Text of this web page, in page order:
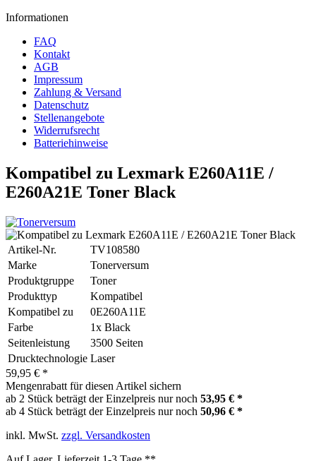
Informationen
FAQ
Kontakt
AGB
Impressum
Zahlung & Versand
Datenschutz
Stellenangebote
Widerrufsrecht
Batteriehinweise
Kompatibel zu Lexmark E260A11E /
E260A21E Toner Black
Artikel-Nr.
TV108580
Marke
Tonerversum
Produktgruppe
Toner
Produkttyp
Kompatibel
Kompatibel zu
0E260A11E
Farbe
1x Black
Seitenleistung
3500 Seiten
Drucktechnologie Laser
59,95 € *
Mengenrabatt für diesen Artikel sichern
ab 2 Stück beträgt der Einzelpreis nur noch 53,95 € *
ab 4 Stück beträgt der Einzelpreis nur noch 50,96 € *
inkl. MwSt. zzgl. Versandkosten